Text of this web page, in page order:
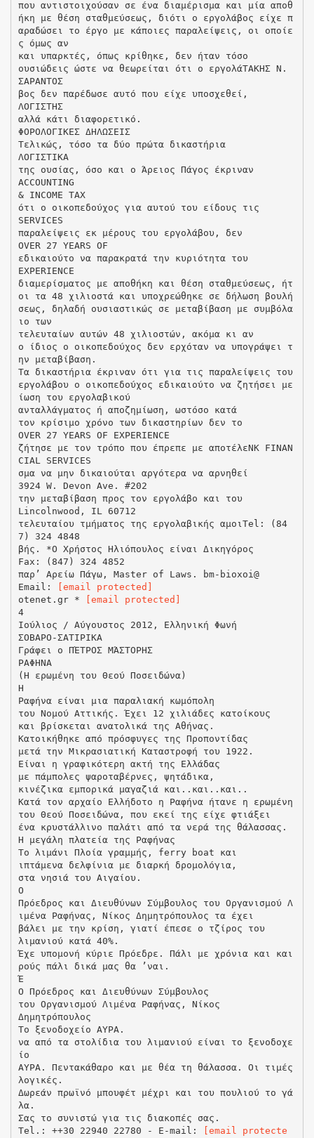
[email protected]
otenet.gr *
[email protected]
4
Ιούλιος / Αύγουστος 2012, Ελληνική Φωνή
ΣΟΒΑΡΟ-ΣΑΤΙΡΙΚΑ
Γράφει ο ΠΈΤΡΟΣ ΜΆΣΤΟΡΗΣ
ΡΑΦΗΝΑ
(Η ερωμένη του Θεού Ποσειδώνα)
Η
Ραφήνα είναι μια παραλιακή κωμόπολη
του Νομού Αττικής. Έχει 12 χιλιάδες κατοίκους
και βρίσκεται ανατολικά της Αθήνας.
Κατοικήθηκε από πρόσφυγες της Προποντίδας
μετά την Μικρασιατική Καταστροφή του 1922.
Είναι η γραφικότερη ακτή της Ελλάδας
με πάμπολες ψαροταβέρνες, ψητάδικα,
κινέζικα εμπορικά μαγαζιά και..και..και..
Κατά τον αρχαίο Ελλήδοτο η Ραφήνα ήτανε η ερωμένη
του Θεού Ποσειδώνα, που εκεί της είχε φτιάξει
ένα κρυστάλλινο παλάτι από τα νερά της θάλασσας.
Η μεγάλη πλατεία της Ραφήνας
Το λιμάνι Πλοία γραμμής, ferry boat και
ιπτάμενα δελφίνια με διαρκή δρομολόγια,
στα νησιά του Αιγαίου.
Ο
Πρόεδρος και Διευθύνων Σύμβουλος του Οργανισμού Λ
ιμένα Ραφήνας, Νίκος Δημητρόπουλος τα έχει
βάλει με την κρίση, γιατί έπεσε ο τζίρος του
λιμανιού κατά 40%.
Έχε υπομονή κύριε Πρόεδρε. Πάλι με χρόνια και και
ρούς πάλι δικά μας θα ’ναι.
Έ
Ο Πρόεδρος και Διευθύνων Σύμβουλος
του Οργανισμού Λιμένα Ραφήνας, Νίκος
Δημητρόπουλος
Το ξενοδοχείο ΑΥΡΑ.
να από τα στολίδια του λιμανιού είναι το ξενοδοχε
ίο
ΑΥΡΑ. Πεντακάθαρο και με θέα τη θάλασσα. Οι τιμές
λογικές.
Δωρεάν πρωϊνό μπουφέτ μέχρι και του πουλιού το γά
λα.
Σας το συνιστώ για τις διακοπές σας.
Tel.: ++30 22940 22780 - E-mail:
[email protecte